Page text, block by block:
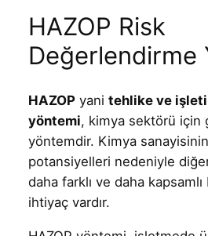
HAZOP Risk
Değerlendirme
HAZOPyani tehlike ve
yöntemi, kimya sektörü için
yöntemdir. Kimya sanayisinin
potansiyelleri nedeniyle
daha farklı ve daha
ihtiyaç vardır.